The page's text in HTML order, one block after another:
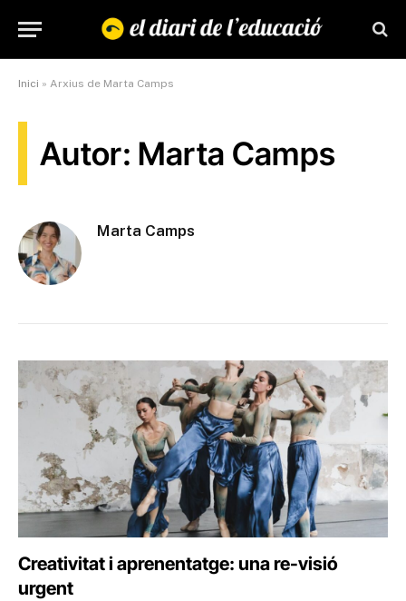
Inici » Arxius de Marta Camps
Autor: Marta Camps
Marta Camps
Creativitat i aprenentatge: una re-visió
urgent